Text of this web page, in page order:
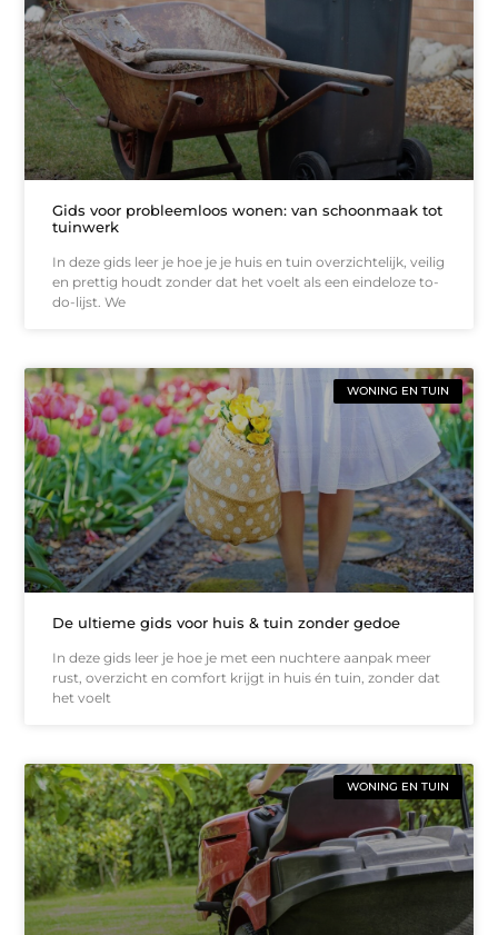
Gids voor probleemloos wonen: van schoonmaak tot
tuinwerk
In deze gids leer je hoe je je huis en tuin overzichtelijk, veilig
en prettig houdt zonder dat het voelt als een eindeloze to-
do-lijst. We
WONING EN TUIN
De ultieme gids voor huis & tuin zonder gedoe
In deze gids leer je hoe je met een nuchtere aanpak meer
rust, overzicht en comfort krijgt in huis én tuin, zonder dat
het voelt
WONING EN TUIN